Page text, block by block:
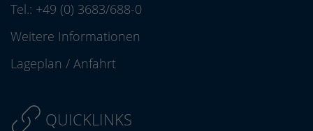
Tel.: +49 (0) 3683/688-0
Weitere Informationen
Lageplan / Anfahrt
QUICKLINKS